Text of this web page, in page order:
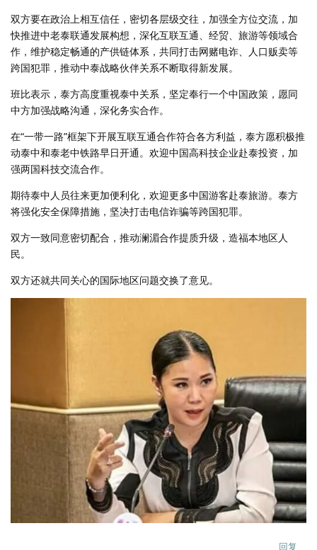
双方要在政治上相互信任，密切各层级交往，加强全方位交流，加
快推进中老泰联通发展构想，深化互联互通、经贸、旅游等领域合
作，维护稳定畅通的产供链体系，共同打击网赌电诈、人口贩卖等
跨国犯罪，推动中泰战略伙伴关系不断取得新发展。
班比表示，泰方高度重视泰中关系，坚定奉行一个中国政策，愿同
中方加强战略沟通，深化务实合作。
在“一带一路”框架下开展互联互通合作符合各方利益，泰方愿积极推
动泰中和泰老中铁路早日开通。欢迎中国高科技企业赴泰投资，加
强两国科技交流合作。
期待泰中人员往来更加便利化，欢迎更多中国游客赴泰旅游。泰方
将强化安全保障措施，坚决打击电信诈骗等跨国犯罪。
双方一致同意密切配合，推动澜湄合作提质升级，造福本地区人
民。
双方还就共同关心的国际地区问题交换了意见。
回复